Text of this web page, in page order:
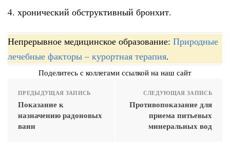
4. хронический обструктивный бронхит.
Непрерывное медицинское образование: Природные
лечебные факторы – курортная терапия.
Поделитесь с коллегами ссылкой на наш сайт
ПРЕДЫДУЩАЯ ЗАПИСЬ
Показание к
назначению радоновых
ванн
СЛЕДУЮЩАЯ ЗАПИСЬ
Противопоказание для
приема питьевых
минеральных вод